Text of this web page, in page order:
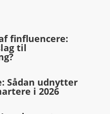
finfluencere:
til
Sådan udnytter
i 2026